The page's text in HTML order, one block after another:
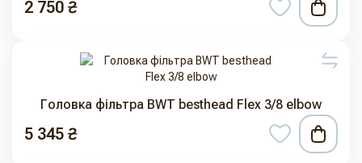
2 750 ₴
Головка фільтра BWT besthead Flex 3/8 elbow
5 345 ₴